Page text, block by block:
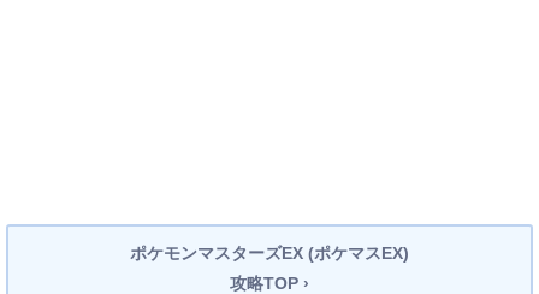
ポケモンマスターズEX (ポケマスEX)
攻略TOP ›